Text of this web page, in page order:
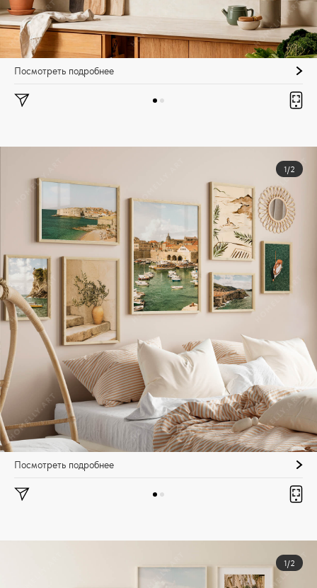
Посмотреть подробнее
1/2
Посмотреть подробнее
1/2